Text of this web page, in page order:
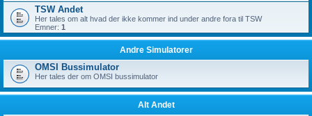
TSW Andet
Her tales om alt hvad der ikke kommer ind under andre fora til TSW
Emner: 1
Andre Simulatorer
OMSI Bussimulator
Her tales der om OMSI bussimulator
Alt Andet